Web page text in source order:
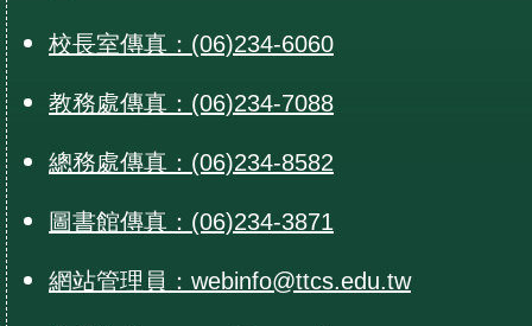
校長室傳真：(06)234-6060
教務處傳真：(06)234-7088
總務處傳真：(06)234-8582
圖書館傳真：(06)234-3871
網站管理員：webinfo@ttcs.edu.tw